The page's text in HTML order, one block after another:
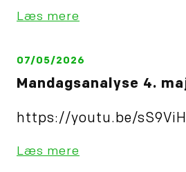
Læs mere
07/05/2026
Mandagsanalyse 4.
https://youtu.be/
Læs mere